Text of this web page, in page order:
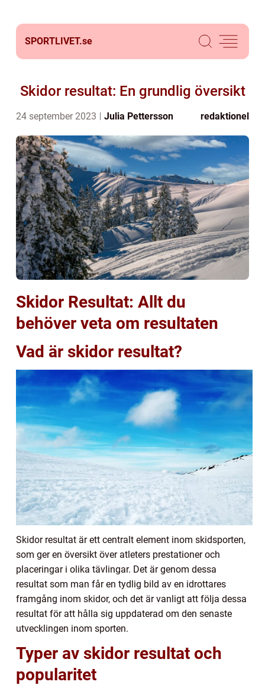
SPORTLIVET.se
Skidor resultat: En grundlig översikt
24 september 2023 Julia Pettersson redaktionel
Skidor Resultat: Allt du
behöver veta om resultaten
Vad är skidor resultat?
Skidor resultat är ett centralt element inom skidsporten,
som ger en översikt över atleters prestationer och
placeringar i olika tävlingar. Det är genom dessa
resultat som man får en tydlig bild av en idrottares
framgång inom skidor, och det är vanligt att följa dessa
resultat för att hålla sig uppdaterad om den senaste
utvecklingen inom sporten.
Typer av skidor resultat och
popularitet